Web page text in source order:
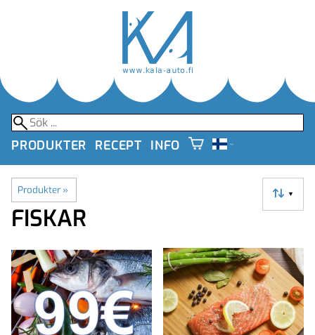
PRODUKTER RECEPT INFO
Produkter ‪» ▼
FISKAR